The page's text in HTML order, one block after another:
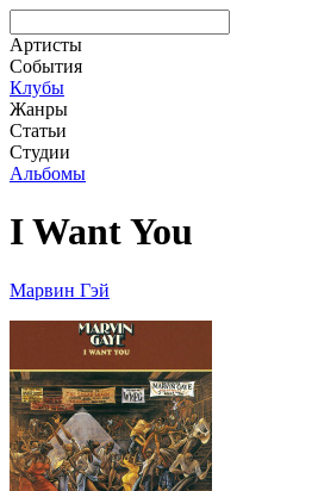
Артисты
События
Клубы
Жанры
Статьи
Студии
Альбомы
I Want You
Марвин Гэй